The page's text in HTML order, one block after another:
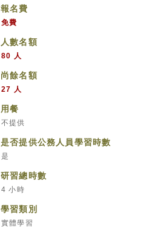
報名費
免費
人數名額
80 人
尚餘名額
27 人
用餐
不提供
是否提供公務人員學習時數
是
研習總時數
4 小時
學習類別
實體學習